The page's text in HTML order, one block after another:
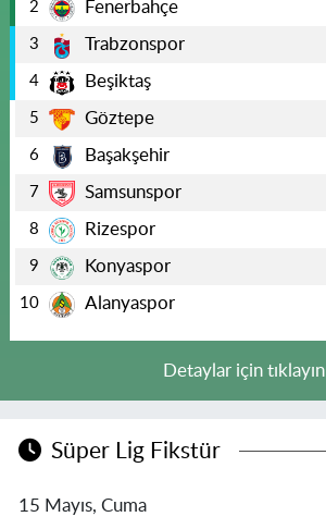
2 Fenerbahçe
3 Trabzonspor
4 Beşiktaş
5 Göztepe
6 Başakşehir
7 Samsunspor
8 Rizespor
9 Konyaspor
10 Alanyaspor
Detaylar için tıklayın
Süper Lig Fikstür
15 Mayıs, Cuma